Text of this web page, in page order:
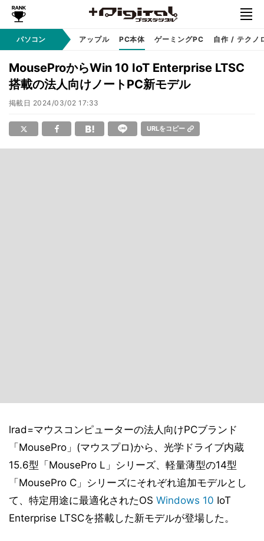
パソコンWindows アップル PC本体 ゲーミングPC 自作 / テクノ
MouseProからWin 10 IoT Enterprise LTSC
搭載の法人向けノートPC新モデル
掲載日 2024/03/02 17:33
URLをコピー
lrad=マウスコンピューターの法人向けPCブランド
「MousePro」(マウスプロ)から、光学ドライブ内蔵
15.6型「MousePro L」シリーズ、軽量薄型の14型
「MousePro C」シリーズにそれぞれ追加モデルとし
て、特定用途に最適化されたOS Windows 10 IoT
Enterprise LTSCを搭載した新モデルが登場した。